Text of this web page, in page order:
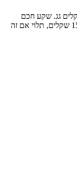
פשוט יעלה לכם סביב ה-20 עד 40 שקלים גג. שקע חכם
שמתחבר לאפליקציה יעלה בדרך כלל בין 60 ל-150 שקלים, תלוי אם זה